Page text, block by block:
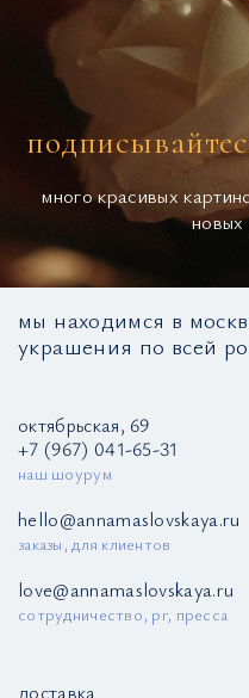
много красивых
мы находимся в
украшения по всей
октябрьская, 69
+7 (967) 041-65-31
наш шоурум
hello@annamaslovskaya.ru
заказы, для клиентов
love@annamaslovskaya.ru
сотрудничество, pr, пресса
доставка